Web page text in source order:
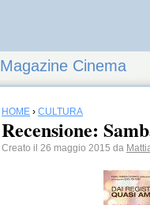
Magazine Cinema
HOME › CULTURA
Recensione:
Creato il 26 maggio 2015 da